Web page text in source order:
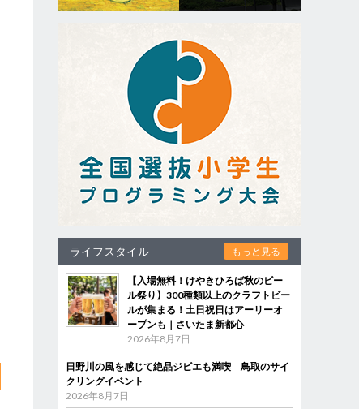
ライフスタイル もっと見る
【入場無料！けやきひろば秋のビー
ル祭り】300種類以上のクラフトビー
ルが集まる！土日祝日はアーリーオ
ープンも｜さいたま新都心
2026年8月7日
日野川の風を感じて絶品ジビエも満喫 鳥取のサイ
クリングイベント
2026年8月7日